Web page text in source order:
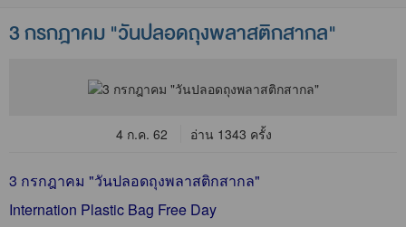
3 กรกฎาคม "วันปลอดถุงพลาสติกสากล"
4 ก.ค. 62 อ่าน 1343 ครั้ง
3 กรกฎาคม "วันปลอดถุงพลาสติกสากล"
Internation Plastic Bag Free Day